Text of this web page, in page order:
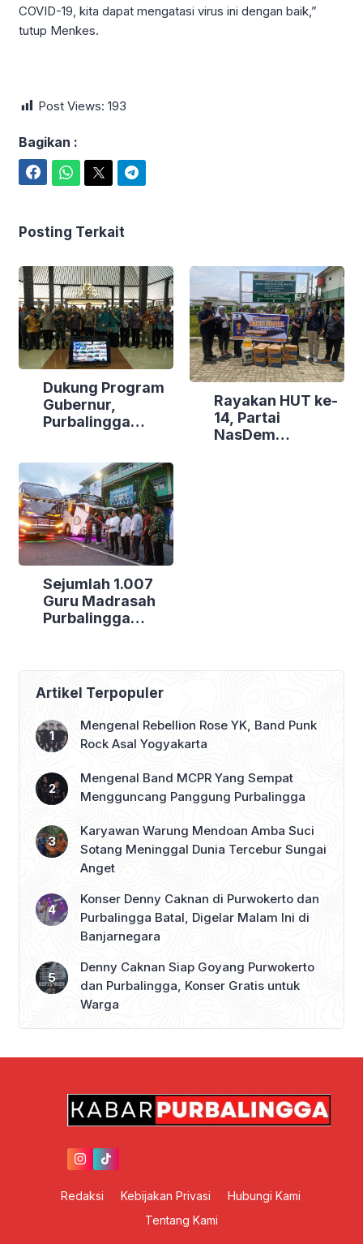
COVID-19, kita dapat mengatasi virus ini dengan baik,”
tutup Menkes.
Post Views: 193
Bagikan :
Posting Terkait
Dukung Program
Gubernur,
Purbalingga
Kecamatan
Berdaya
Rayakan HUT ke-
14, Partai
NasDem
Sejumlah 1.007
Guru Madrasah
Purbalingga
Purbalingga Beri
Dukungan Penuh
Artikel Terpopuler
Mengenal Rebellion Rose YK, Band Punk
Rock Asal Yogyakarta
Mengenal Band MCPR Yang Sempat
Mengguncang Panggung Purbalingga
Karyawan Warung Mendoan Amba Suci
Sotang Meninggal Dunia Tercebur Sungai
Anget
Konser Denny Caknan di Purwokerto dan
Purbalingga Batal, Digelar Malam Ini di
Banjarnegara
Denny Caknan Siap Goyang Purwokerto
dan Purbalingga, Konser Gratis untuk
Warga
Redaksi Kebijakan Privasi
Hubungi Kami
Tentang Kami